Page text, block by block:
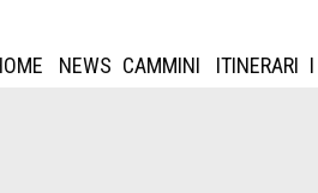
NEWS CAMMINI ITINERARI